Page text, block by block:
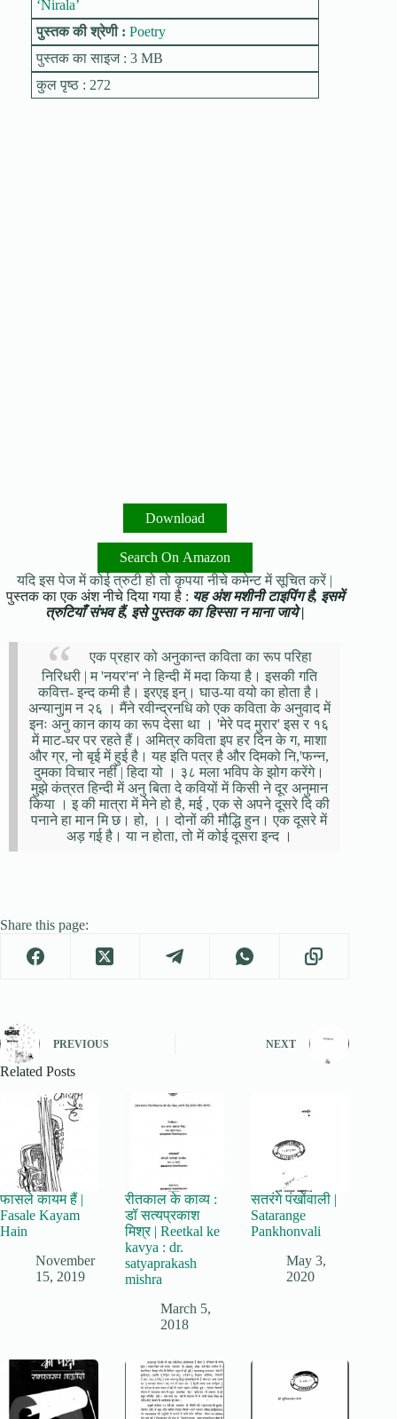
‘Nirala’
पुस्तक की श्रेणी : Poetry
पुस्तक का साइज : 3 MB
कुल पृष्ठ : 272
Download
Search On Amazon
यदि इस पेज में कोई त्रुटी हो तो कृपया नीचे कमेन्ट में सूचित करें |
पुस्तक का एक अंश नीचे दिया गया है : यह अंश मशीनी टाइपिंग है, इसमें
त्रुटियाँ संभव हैं, इसे पुस्तक का हिस्सा न माना जाये |
एक प्रहार को अनुकान्त कविता का रूप परिहा
निरिधरी | म 'नयर'न' ने हिन्दी में मदा किया है। इसकी गति
कवित्त- इन्द कमी है। इरएइ इन्। घाउ-या वयो का होता है।
अन्यानु|म न २६ । मैंने रवीन्द्रनधि को एक कविता के अनुवाद में
इनः अनु कान काय का रूप देसा था । 'मेरे पद मुरार' इस र १६
में माट-घर पर रहते हैं। अमित्र कविता इप हर दिन के ग, माशा
और ग्र, नो बृई में हुई है। यह इति पत्र है और दिमको नि,'फन्न,
दुमका विचार नहीं | हिदा यो । ३८ मला भविप के झोग करेंगे।
मुझे कंत्रत हिन्दी में अनु बिता दे कवियों में किसी ने दूर अनुमान
किया । इ की मात्रा में मेने हो है, मई , एक से अपने दूसरे दि की
पनाने हा मान मि छ। हो, ।। दोनों की मौद्धि हुन। एक दूसरे में
अड़ गई है। या न होता, तो में कोई दूसरा इन्द ।
Share this page:
PREVIOUS NEXT
Related Posts
फासले कायम हैं |
Fasale Kayam
Hain
November
15, 2019
रीतकाल के काव्य :
डॉ सत्यप्रकाश
मिश्र | Reetkal ke
kavya : dr.
satyaprakash
mishra
March 5,
2018
सतरंगे पंखोंवाली |
Satarange
Pankhonvali
May 3,
2020